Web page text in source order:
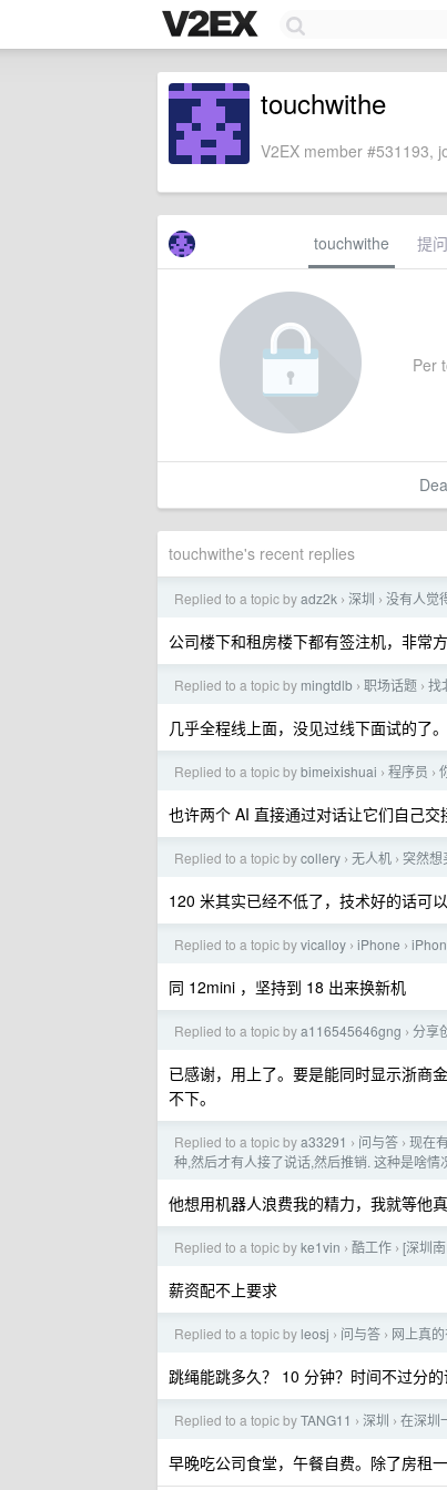
touchwithe
V2EX member #531193,
touchwithe 提问
Per
touchwithe's recent replies
Replied to a topic byadz2k › 深圳 › 没有人觉
公司楼下和租房楼下都有签注机，非常方
Replied to a topic by mingtdlb › 职场话题 › 找
几乎全程线上面，没见过线下面试的了。
Replied to a topic bybimeixishuai › 程序员 ›
也许两个 AI 直接通过对话让它们自己交
Replied to a topic bycollery › 无人机 › 突然想
120 米其实已经不低了，技术好的话可
Replied to a topic byvicalloy › iPhone ›
同 12mini ，坚持到 18 出来换新机
Replied to a topic bya116545646gng › 分享
已感谢，用上了。要是能同时显示浙商
不下。
Replied to a topic bya33291 › 问与答 › 现在
种,然后才有人接了说话,然后推销. 这种是啥情
他想用机器人浪费我的精力，我就等他
Replied to a topic byke1vin › 酷工作 › [深圳
薪资配不上要求
Replied to a topic by leosj › 问与答 › 网上真
跳绳能跳多久？ 10 分钟？时间不过分
Replied to a topic byTANG11 › 深圳 › 在深圳
早晚吃公司食堂，午餐自费。除了房租